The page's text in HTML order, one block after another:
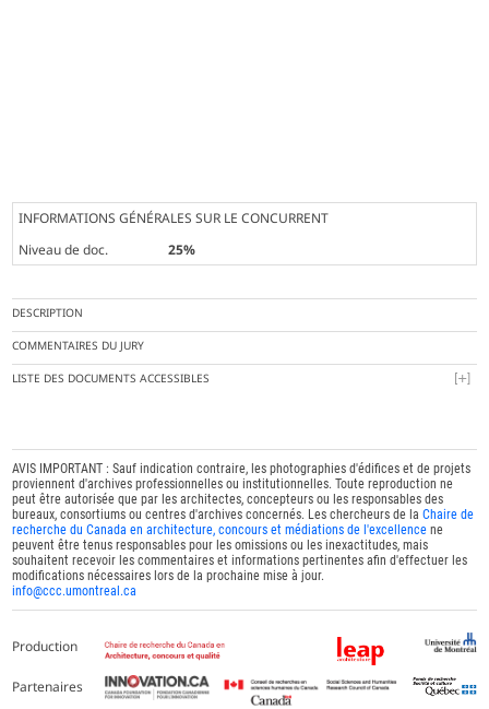
INFORMATIONS GÉNÉRALES SUR LE CONCURRENT
Niveau de doc.
25%
DESCRIPTION
COMMENTAIRES DU JURY
LISTE DES DOCUMENTS ACCESSIBLES
AVIS IMPORTANT : Sauf indication contraire, les photographies d'édifices et de projets
proviennent d'archives professionnelles ou institutionnelles. Toute reproduction ne
peut être autorisée que par les architectes, concepteurs ou les responsables des
bureaux, consortiums ou centres d'archives concernés. Les chercheurs de laChaire de
recherche du Canada en architecture, concours et médiations de l'excellence ne
peuvent être tenus responsables pour les omissions ou les inexactitudes, mais
souhaitent recevoir les commentaires et informations pertinentes afin d'effectuer les
modifications nécessaires lors de la prochaine mise à jour.
info@ccc.umontreal.ca
Production
Partenaires